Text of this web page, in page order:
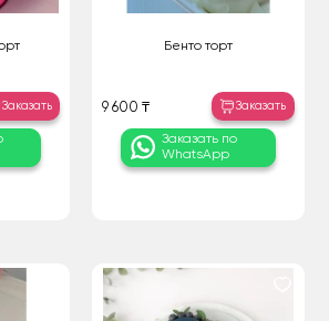
Заказать
Бенто торт
9 600 ₸ Заказать
Заказать по
WhatsApp